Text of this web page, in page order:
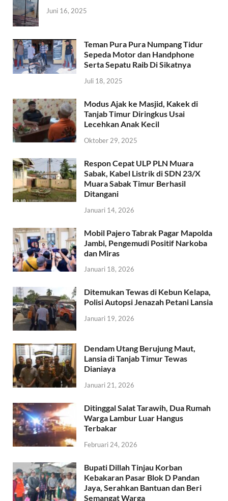
Juni 16, 2025
Teman Pura Pura Numpang Tidur
Sepeda Motor dan Handphone
Serta Sepatu Raib Di Sikatnya
Juli 18, 2025
Modus Ajak ke Masjid, Kakek di
Tanjab Timur Diringkus Usai
Lecehkan Anak Kecil
Oktober 29, 2025
Respon Cepat ULP PLN Muara
Sabak, Kabel Listrik di SDN 23/X
Muara Sabak Timur Berhasil
Ditangani
Januari 14, 2026
Mobil Pajero Tabrak Pagar Mapolda
Jambi, Pengemudi Positif Narkoba
dan Miras
Januari 18, 2026
Ditemukan Tewas di Kebun Kelapa,
Polisi Autopsi Jenazah Petani Lansia
Januari 19, 2026
Dendam Utang Berujung Maut,
Lansia di Tanjab Timur Tewas
Dianiaya
Januari 21, 2026
Ditinggal Salat Tarawih, Dua Rumah
Warga Lambur Luar Hangus
Terbakar
Februari 24, 2026
Bupati Dillah Tinjau Korban
Kebakaran Pasar Blok D Pandan
Jaya, Serahkan Bantuan dan Beri
Semangat Warga